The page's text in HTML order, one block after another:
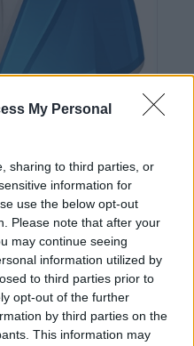
My Personal
sharing to third parties, or
information for
use the below opt-out
Please note that after your
may continue seeing
information utilized by
to third parties prior to
opt-out of the further
by third parties on the
This information may
se líbí
vzkaz